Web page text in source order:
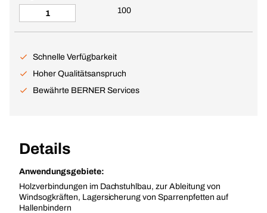
100
Schnelle Verfügbarkeit
Hoher Qualitätsanspruch
Bewährte BERNER Services
Details
Anwendungsgebiete:
Holzverbindungen im Dachstuhlbau, zur Ableitung von
Windsogkräften, Lagersicherung von Sparrenpfetten auf
Hallenbindern